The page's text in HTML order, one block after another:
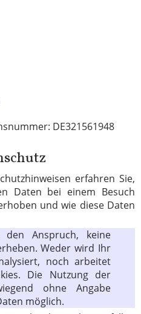
DE321561948
erfahren Sie,
Daten bei einem Besuch
und wie diese Daten
den Anspruch, keine
Weder wird Ihr
noch arbeitet
Die Nutzung der
ohne Angabe
möglich.